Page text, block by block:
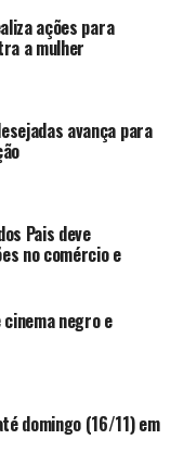
ações para
a mulher
avança para
Pais deve
no comércio e
negro e
domingo (16/11) em